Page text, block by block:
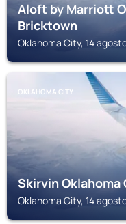
Aloft by Marriott
Bricktown
Oklahoma City, 14
OKLAHOMA CITY
Skirvin
Oklahoma City, 14